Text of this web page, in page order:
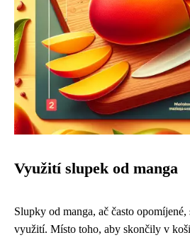
Využití slupek od manga
Slupky od manga, ač často
využití. Místo toho, aby skončily v